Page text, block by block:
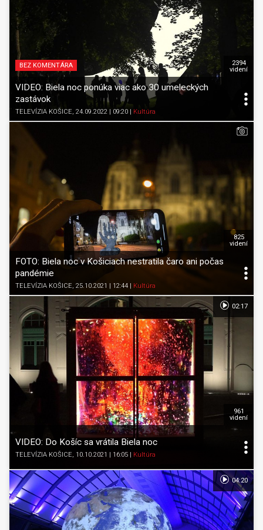
BEZ KOMENTÁRA
VIDEO: Biela noc ponúka viac ako 30 umeleckých
zastávok
TELEVÍZIA KOŠICE, 24.09.2022 | 09:20 Kultúra
2394
videní
FOTO: Biela noc v Košiciach nestratila čaro ani počas
pandémie
TELEVÍZIA KOŠICE, 25.10.2021 | 12:44 Kultúra
825
videní
VIDEO: Do Košíc sa vrátila Biela noc
TELEVÍZIA KOŠICE , 10.10.2021 | 16:05 | Kultúra
961
videní
02:17
04:20